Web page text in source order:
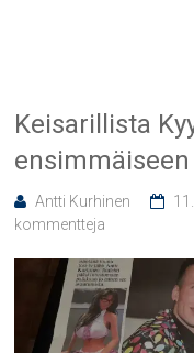
Keisarillista
Antti Kurhinen
kommentteja